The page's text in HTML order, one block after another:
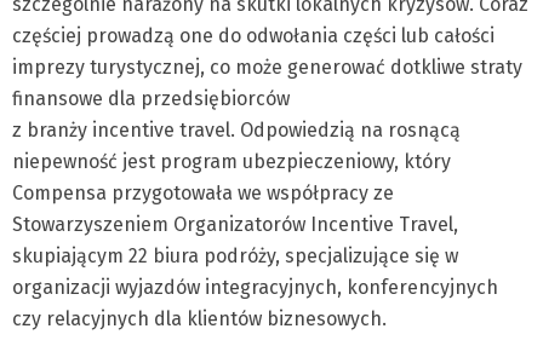
częściej prowadzą one do odwołania części lub całości
imprezy turystycznej, co może generować dotkliwe straty
finansowe dla przedsiębiorców
z branży incentive travel. Odpowiedzią na rosnącą
niepewność jest program ubezpieczeniowy, który
Compensa przygotowała we współpracy ze
Stowarzyszeniem Organizatorów Incentive Travel,
skupiającym 22 biura podróży, specjalizujące się w
organizacji wyjazdów integracyjnych, konferencyjnych
czy relacyjnych dla klientów biznesowych.